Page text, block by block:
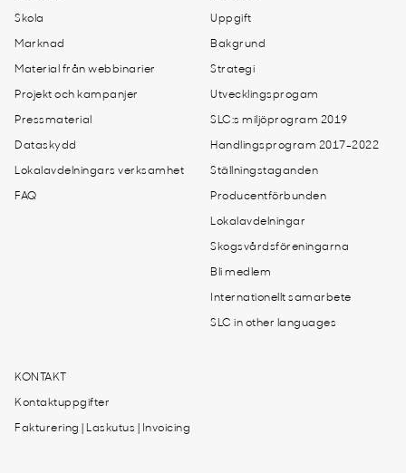
Skola
Marknad
Material från webbinarier
Projekt och kampanjer
Pressmaterial
Dataskydd
Lokalavdelningars verksamhet
FAQ
Uppgift
Bakgrund
Strategi
Utvecklingsprogam
SLC:s miljöprogram 2019
Handlingsprogram 2017-2022
Ställningstaganden
Producentförbunden
Lokalavdelningar
Skogsvårdsföreningarna
Bli medlem
Internationellt samarbete
SLC in other languages
KONTAKT
Kontaktuppgifter
Fakturering | Laskutus | Invoicing